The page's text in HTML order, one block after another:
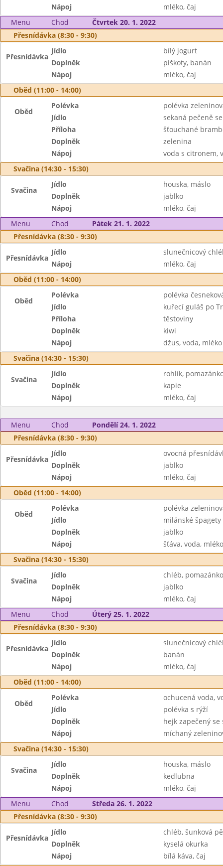
Nápoj
mléko, čaj
Menu
Chod
Čtvrtek 20. 1. 2022
Přesnídávka (8:30 - 9:30)
Přesnídávka
Jídlo
bílý jogurt
Doplněk
piškoty, banán
Nápoj
mléko, čaj
Oběd (11:00 - 14:00)
Oběd
Polévka
polévka
Jídlo
sekaná pečeně
Příloha
šťouchané
Doplněk
zelenina
Nápoj
voda s citronem,
Svačina (14:30 - 15:30)
Svačina
Jídlo
houska, máslo
Doplněk
jablko
Nápoj
mléko, čaj
Menu
Chod
Pátek 21. 1. 2022
Přesnídávka (8:30 - 9:30)
Přesnídávka
Jídlo
slunečnicový
Nápoj
mléko, čaj
Oběd (11:00 - 14:00)
Oběd
Polévka
polévka
Jídlo
kuřecí guláš po
Příloha
těstoviny
Doplněk
kiwi
Nápoj
džus, voda, mléko
Svačina (14:30 - 15:30)
Svačina
Jídlo
rohlík,
Doplněk
kapie
Nápoj
mléko, čaj
Menu Chod
Pondělí 24. 1. 2022
Přesnídávka (8:30 - 9:30)
Přesnídávka
Jídlo
ovocná
Doplněk
jablko
Nápoj
mléko, čaj
Oběd (11:00 - 14:00)
Oběd
Polévka
polévka
Jídlo
milánské špagety
Doplněk
jablko
Nápoj
šťáva, voda, mléko
Svačina (14:30 - 15:30)
Svačina
Jídlo
chléb,
Doplněk
jablko
Nápoj
mléko, čaj
Menu
Chod
Úterý 25. 1. 2022
Přesnídávka (8:30 - 9:30)
Přesnídávka
Jídlo
slunečnicový
Doplněk
banán
Nápoj
mléko, čaj
Oběd (11:00 - 14:00)
Oběd
Polévka
ochucená voda,
Jídlo
polévka s rýží
Doplněk
hejk zapečený se
Nápoj
míchaný
Svačina (14:30 - 15:30)
Svačina
Jídlo
houska, máslo
Doplněk
kedlubna
Nápoj
mléko, čaj
Menu
Chod
Středa 26. 1. 2022
Přesnídávka (8:30 - 9:30)
Přesnídávka
Jídlo
chléb, šunková
Doplněk
kyselá okurka
Nápoj
bílá káva, čaj